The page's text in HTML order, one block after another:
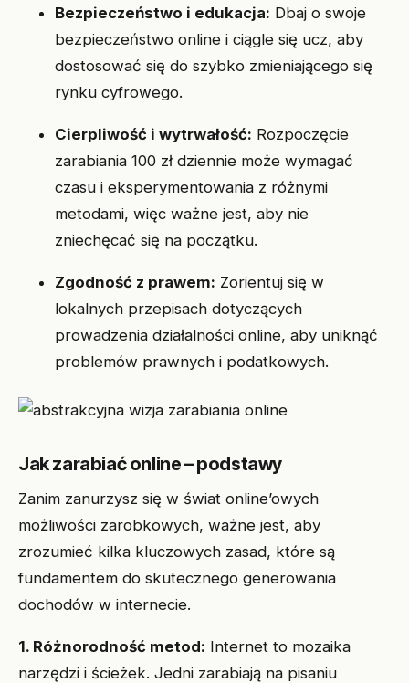
Bezpieczeństwo i edukacja: Dbaj o swoje
bezpieczeństwo online i ciągle się ucz, aby
dostosować się do szybko zmieniającego się
rynku cyfrowego.
Cierpliwość i wytrwałość: Rozpoczęcie
zarabiania 100 zł dziennie może wymagać
czasu i eksperymentowania z różnymi
metodami, więc ważne jest, aby nie
zniechęcać się na początku.
Zgodność z prawem: Zorientuj się w
lokalnych przepisach dotyczących
prowadzenia działalności online, aby uniknąć
problemów prawnych i podatkowych.
Jak zarabiać online – podstawy
Zanim zanurzysz się w świat online’owych
możliwości zarobkowych, ważne jest, aby
zrozumieć kilka kluczowych zasad, które są
fundamentem do skutecznego generowania
dochodów w internecie.
1. Różnorodność metod: Internet to mozaika
narzędzi i ścieżek. Jedni zarabiają na pisaniu